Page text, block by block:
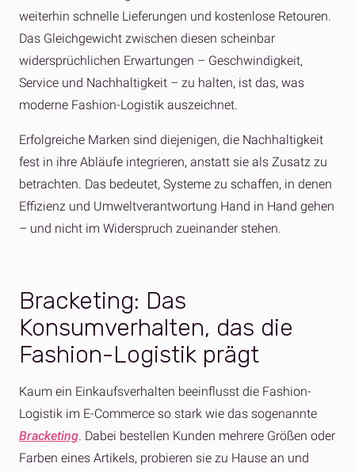
weiterhin schnelle Lieferungen und kostenlose Retouren.
Das Gleichgewicht zwischen diesen scheinbar
widersprüchlichen Erwartungen – Geschwindigkeit,
Service und Nachhaltigkeit – zu halten, ist das, was
moderne Fashion-Logistik auszeichnet.
Erfolgreiche Marken sind diejenigen, die Nachhaltigkeit
fest in ihre Abläufe integrieren, anstatt sie als Zusatz zu
betrachten. Das bedeutet, Systeme zu schaffen, in denen
Effizienz und Umweltverantwortung Hand in Hand gehen
– und nicht im Widerspruch zueinander stehen.
Bracketing: Das
Konsumverhalten, das die
Fashion-Logistik prägt
Kaum ein Einkaufsverhalten beeinflusst die Fashion-
Logistik im E-Commerce so stark wie das sogenannte
Bracketing. Dabei bestellen Kunden mehrere Größen oder
Farben eines Artikels, probieren sie zu Hause an und